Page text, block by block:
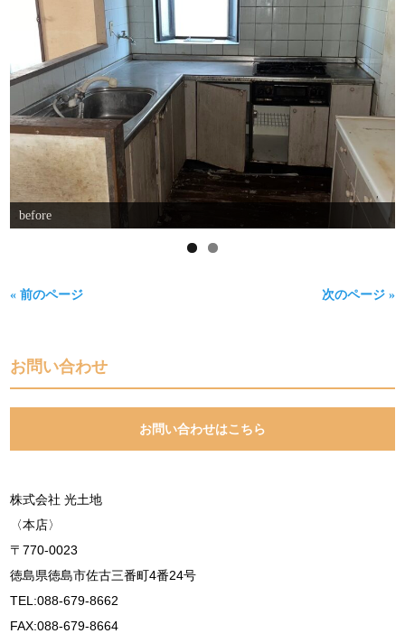
before
« 前のページ 次のページ »
お問い合わせ
お問い合わせはこちら
株式会社 光土地
〈本店〉
〒770-0023
徳島県徳島市佐古三番町4番24号
TEL:088-679-8662
FAX:088-679-8664